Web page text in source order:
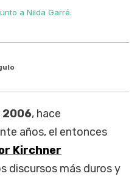
a Nilda Garré.
2006, hace
años, el entonces
Kirchner
discursos más duros y